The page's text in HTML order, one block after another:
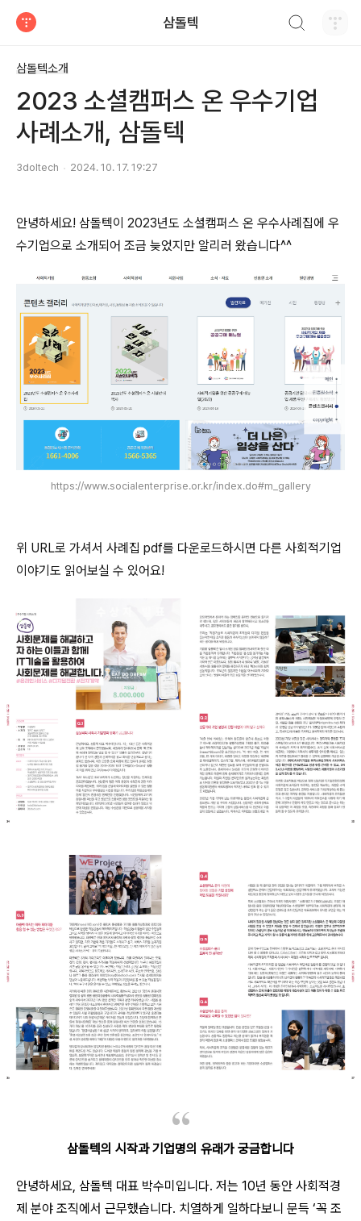
삼돌텍
삼돌텍소개
2023 소셜캠퍼스 온 우수기업
사례소개, 삼돌텍
3doltech 2024. 10. 17. 19:27
안녕하세요! 삼돌텍이 2023년도 소셜캠퍼스 온 우수사례집에 우
수기업으로 소개되어 조금 늦었지만 알리러 왔습니다^^
https://www.socialenterprise.or.kr/index.do#m_gallery
위 URL로 가셔서 사례집 pdf를 다운로드하시면 다른 사회적기업
이야기도 읽어보실 수 있어요!
삼돌텍의 시작과 기업명의 유래가 궁금합니다
안녕하세요, 삼돌텍 대표 박수미입니다. 저는 10년 동안 사회적경
제 분야 조직에서 근무했습니다. 치열하게 일하다보니 문득 ‘꼭 조